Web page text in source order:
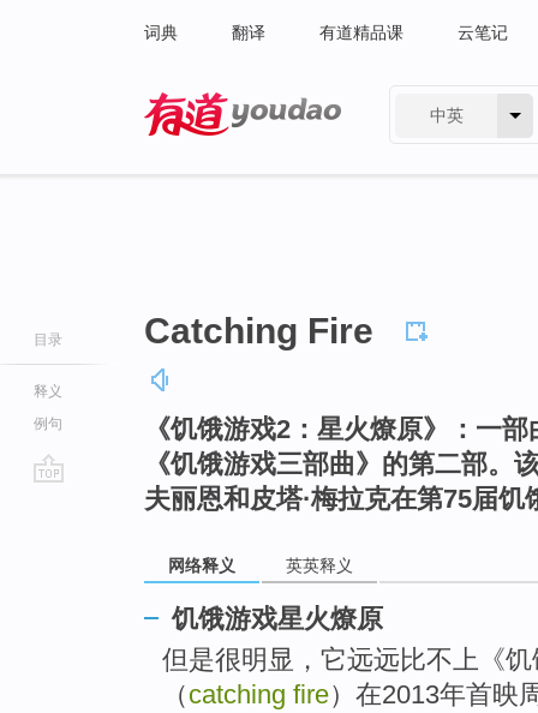
词典 翻译 有道精品课 云笔记
中英
目录
释义
例句
Catching Fire
《饥饿游戏2：星火燎原》：一
《饥饿游戏三部曲》的第二部。
夫丽恩和皮塔·梅拉克在第75届饥
网络释义 英英释义
饥饿游戏星火燎原
但是很明显，它远远比不上《
（catching fire）在2013年首映